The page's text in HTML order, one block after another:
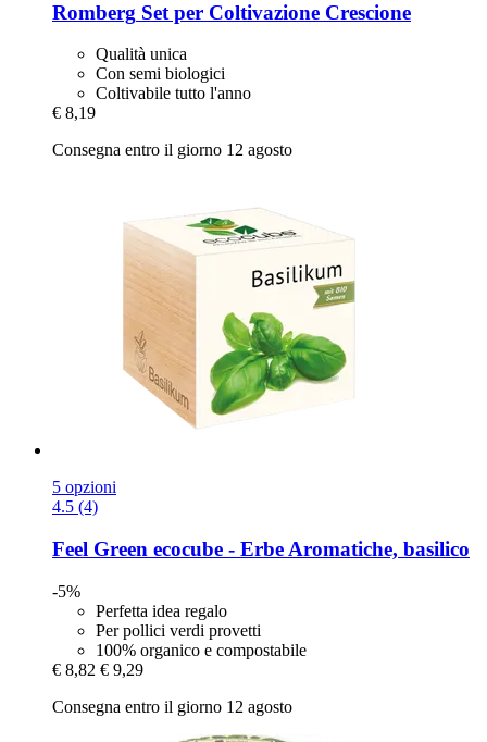
Romberg Set per Coltivazione Crescione
Qualità unica
Con semi biologici
Coltivabile tutto l'anno
€ 8,19
Consegna entro il giorno 12 agosto
5 opzioni
4.5 (4)
Feel Green ecocube -​ Erbe Aromatiche, basilico
-5%
Perfetta idea regalo
Per pollici verdi provetti
100% organico e compostabile
€ 8,82 € 9,29
Consegna entro il giorno 12 agosto